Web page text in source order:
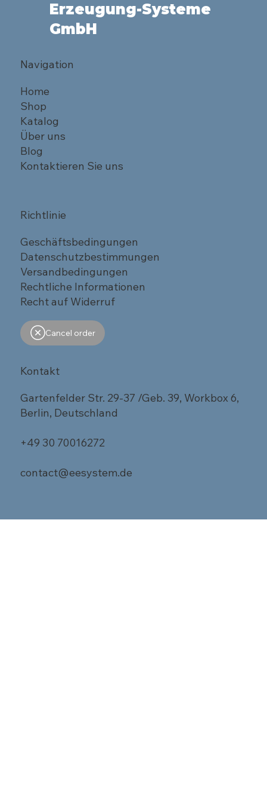
Erzeugung-Systeme
GmbH
Navigation
Home
Shop
Katalog
Über uns
Blog
Kontaktieren Sie uns
Richtlinie
Geschäftsbedingungen
Datenschutzbestimmungen
Versandbedingungen
Rechtliche Informationen
Recht auf Widerruf
Cancel order
Kontakt
Gartenfelder Str. 29-37 /Geb. 39, Workbox 6,
Berlin, Deutschland
+49 30 70016272
contact@eesystem.de